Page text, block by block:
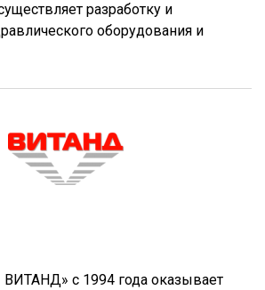
разработку и
оборудования и
с 1994 года оказывает